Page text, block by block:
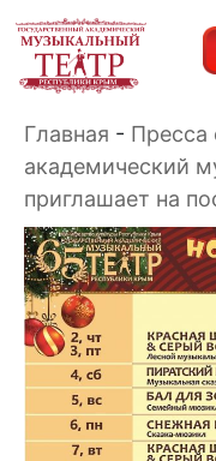
Главная - Пресса
академический
приглашает на